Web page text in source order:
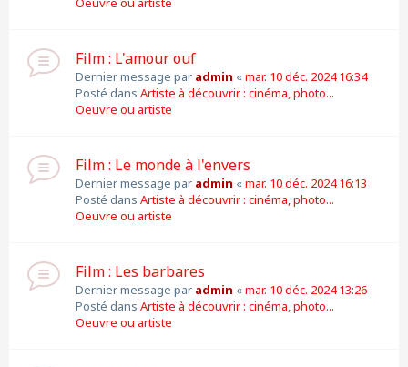
Film : L'amour ouf
Dernier message par admin «mar. 10 déc. 2024 16:34
Posté dans Artiste à découvrir : cinéma, photo...
Oeuvre ou artiste
Film : Le monde à l'envers
Dernier message par admin «mar. 10 déc. 2024 16:13
Posté dans Artiste à découvrir : cinéma, photo...
Oeuvre ou artiste
Film : Les barbares
Dernier message par admin «mar. 10 déc. 2024 13:26
Posté dans Artiste à découvrir : cinéma, photo...
Oeuvre ou artiste